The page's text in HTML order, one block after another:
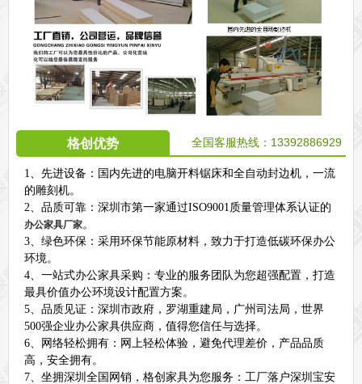
格创优势 全国客服热线：13392886929
1、先进设备：国内先进的电脑开料锯床和全自动封边机，一流
的雕刻机。
2、品质可靠：深圳市第一家通过ISO9001质量管理体系认证的
办公家具厂家。
3、绿色环保：采用环保节能原材料，致力于打造低碳环保办公
环境。
4、一站式办公家具采购：专业的服务团队为您超强配置，打造
最具价值办公环境设计配置方案。
5、品质见证：深圳市政府，罗湖重建局，广州司法局，世界
500强企业办公家具供应商，值得您信任与选择。
6、网络轻松拥有：网上轻松体验，避免代理差价，产品品质
高，安全拥有。
7、坐拥深圳全国网销，格创家具为您服务：工厂落户深圳宝安